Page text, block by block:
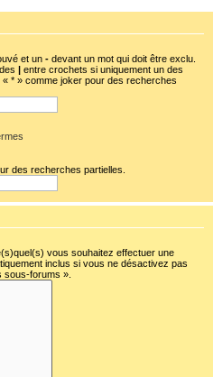
et un - devant un mot qui doit être exclu.
entre crochets si uniquement un des
* » comme joker pour des recherches
des recherches partielles.
vous souhaitez effectuer une
inclus si vous ne désactivez pas
sous-forums ».